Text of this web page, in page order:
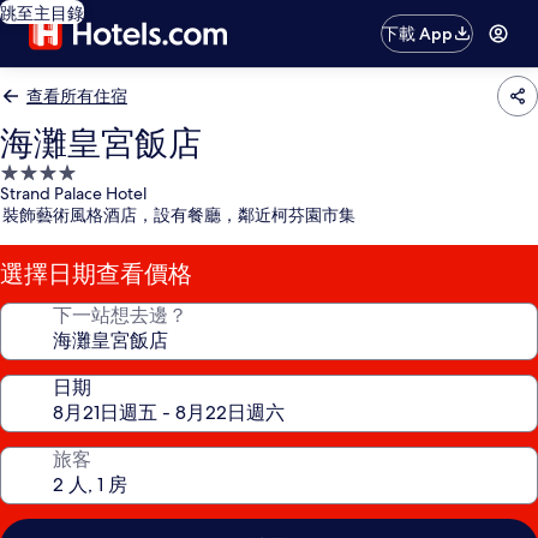
跳至主目錄
下載 App
查看所有住宿
海灘皇宮飯店
4.0
星
級
住
宿
Strand Palace Hotel
裝飾藝術風格酒店，設有餐廳，鄰近柯芬園市集
選擇日期查看價格
下一站想去邊？
日期
旅客